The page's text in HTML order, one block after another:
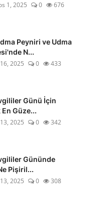
1, 2025 0 676
Peyniri ve Udma
N...
2025 0 433
Günü İçin
Güze...
2025 0 342
Gününde
Pişiril...
2025 0 308